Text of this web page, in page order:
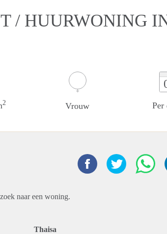
/ HUURWONING
2 Vrouw Per
naar een woning.
Thaisa